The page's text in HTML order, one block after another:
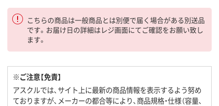
こちらの商品は一般商品とは別便で届く場合がある別送品
です。お届け日の詳細はレジ画面にてご確認をお願い致し
ます。
※ご注意【免責】
アスクルでは、サイト上に最新の商品情報を表示するよう努め
ておりますが、メーカーの都合等により、商品規格・仕様（容量、